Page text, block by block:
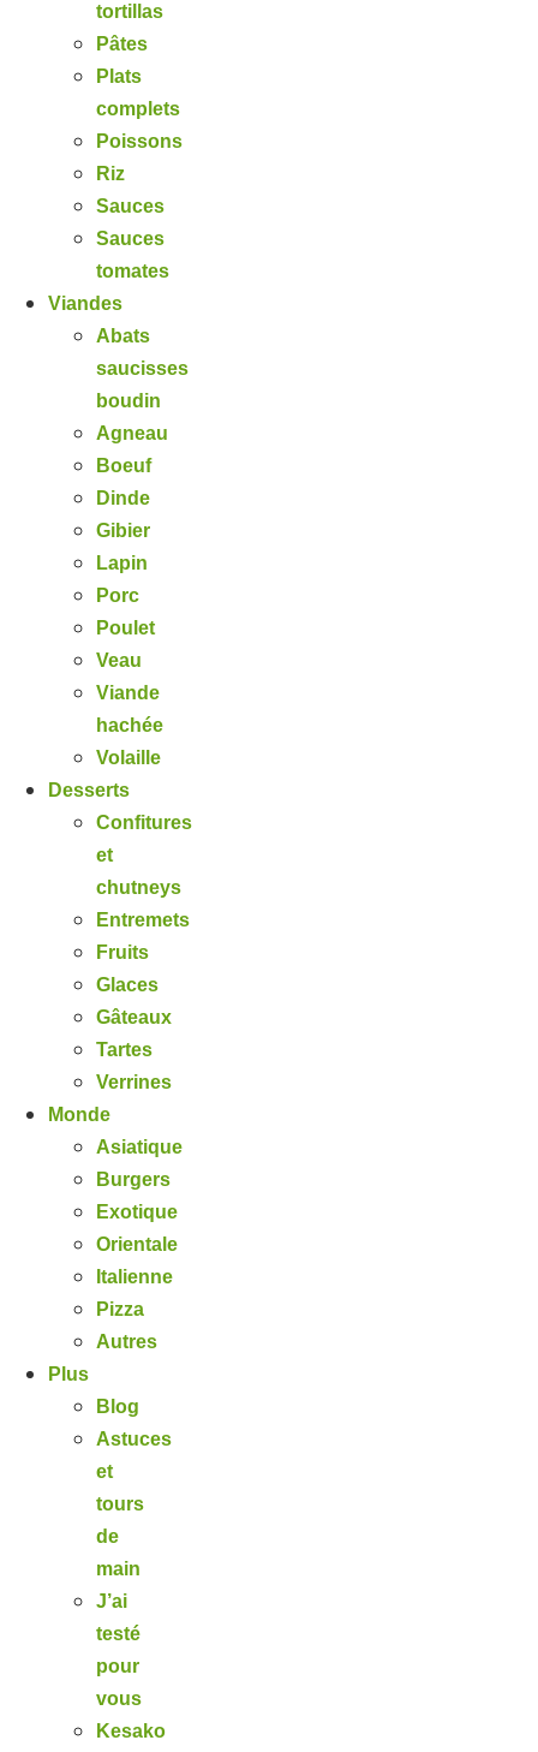
tortillas
Pâtes
Plats
complets
Poissons
Riz
Sauces
Sauces
tomates
Viandes
Abats
saucisses
boudin
Agneau
Boeuf
Dinde
Gibier
Lapin
Porc
Poulet
Veau
Viande
hachée
Volaille
Desserts
Confitures
et
chutneys
Entremets
Fruits
Glaces
Gâteaux
Tartes
Verrines
Monde
Asiatique
Burgers
Exotique
Orientale
Italienne
Pizza
Autres
Plus
Blog
Astuces
et
tours
de
main
J’ai
testé
pour
vous
Kesako